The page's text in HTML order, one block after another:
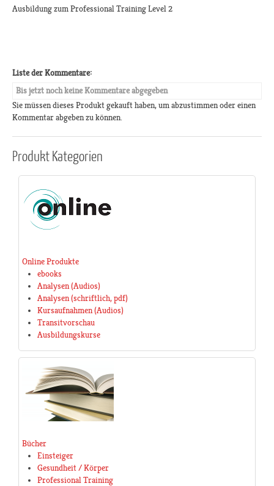
Ausbildung zum Professional Training Level 2
Liste der Kommentare:
Bis jetzt noch keine Kommentare abgegeben
Sie müssen dieses Produkt gekauft haben, um abzustimmen oder einen
Kommentar abgeben zu können.
ProduktKategorien
Online Produkte
ebooks
Analysen (Audios)
Analysen (schriftlich, pdf)
Kursaufnahmen (Audios)
Transitvorschau
Ausbildungskurse
Bücher
Einsteiger
Gesundheit / Körper
Professional Training